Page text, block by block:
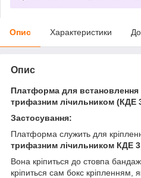
Опис Характеристики
Опис
Платформа для встановлення
трифазним лічильником (КДЕ
Застосування:
Платформа служить для
трифазним лічильником КДЕ 3
Вона кріпиться до стовпа
кріпиться сам бокс кріпленням,